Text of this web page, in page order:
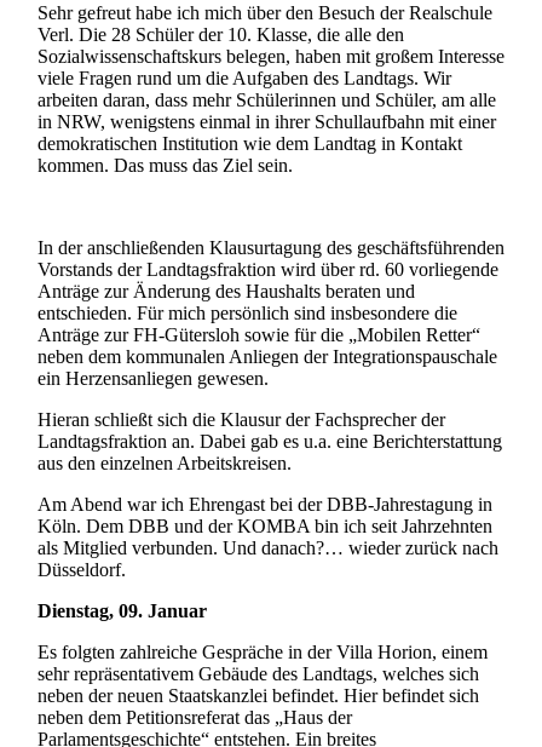
Sehr gefreut habe ich mich über den Besuch der Realschule
Verl. Die 28 Schüler der 10. Klasse, die alle den
Sozialwissenschaftskurs belegen, haben mit großem Interesse
viele Fragen rund um die Aufgaben des Landtags. Wir
arbeiten daran, dass mehr Schülerinnen und Schüler, am alle
in NRW, wenigstens einmal in ihrer Schullaufbahn mit einer
demokratischen Institution wie dem Landtag in Kontakt
kommen. Das muss das Ziel sein.
In der anschließenden Klausurtagung des geschäftsführenden
Vorstands der Landtagsfraktion wird über rd. 60 vorliegende
Anträge zur Änderung des Haushalts beraten und
entschieden. Für mich persönlich sind insbesondere die
Anträge zur FH-Gütersloh sowie für die „Mobilen Retter“
neben dem kommunalen Anliegen der Integrationspauschale
ein Herzensanliegen gewesen.
Hieran schließt sich die Klausur der Fachsprecher der
Landtagsfraktion an. Dabei gab es u.a. eine Berichterstattung
aus den einzelnen Arbeitskreisen.
Am Abend war ich Ehrengast bei der DBB-Jahrestagung in
Köln. Dem DBB und der KOMBA bin ich seit Jahrzehnten
als Mitglied verbunden. Und danach?… wieder zurück nach
Düsseldorf.
Dienstag, 09. Januar
Es folgten zahlreiche Gespräche in der Villa Horion, einem
sehr repräsentativem Gebäude des Landtags, welches sich
neben der neuen Staatskanzlei befindet. Hier befindet sich
neben dem Petitionsreferat das „Haus der
Parlamentsgeschichte“ entstehen. Ein breites